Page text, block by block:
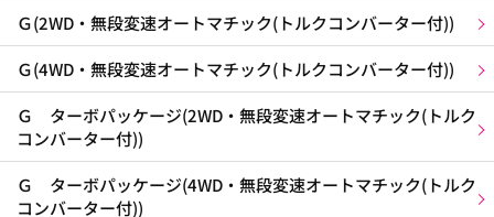
Ｇ(2WD・無段変速オートマチック(トルクコンバーター付))
Ｇ(4WD・無段変速オートマチック(トルクコンバーター付))
Ｇ ターボパッケージ(2WD・無段変速オートマチック(トルク
コンバーター付))
Ｇ ターボパッケージ(4WD・無段変速オートマチック(トルク
コンバーター付))